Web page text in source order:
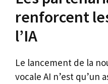
renforcent
l’IA
Le lancement de la
vocale AI n’est qu’un